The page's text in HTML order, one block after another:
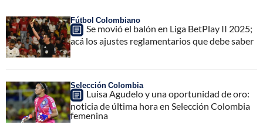
Fútbol Colombiano
Se movió el balón en Liga BetPlay II 2025;
acá los ajustes reglamentarios que debe saber
Selección Colombia
Luisa Agudelo y una oportunidad de oro:
noticia de última hora en Selección Colombia
femenina